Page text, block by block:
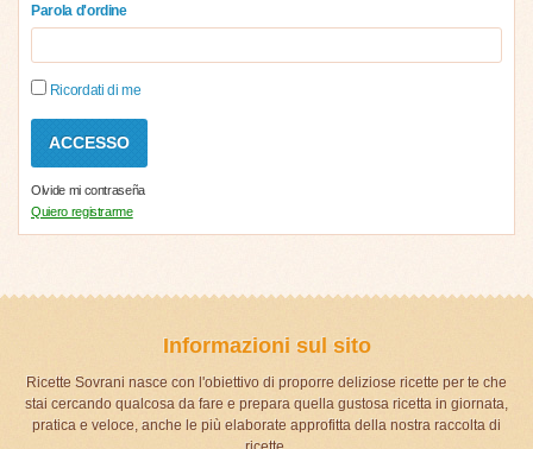
Parola d'ordine
Ricordati di me
Olvide mi contraseña
Quiero registrarme
Informazioni sul sito
Ricette Sovrani nasce con l'obiettivo di proporre deliziose ricette per te che
stai cercando qualcosa da fare e prepara quella gustosa ricetta in giornata,
pratica e veloce, anche le più elaborate approfitta della nostra raccolta di